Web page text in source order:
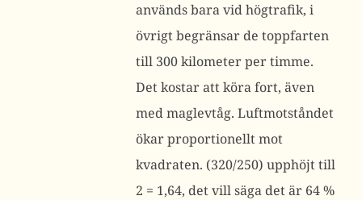
används bara vid högtrafik, i
övrigt begränsar de toppfarten
till 300 kilometer per timme.
Det kostar att köra fort, även
med maglevtåg. Luftmotståndet
ökar proportionellt mot
kvadraten. (320/250) upphöjt till
2 = 1,64, det vill säga det är 64 %